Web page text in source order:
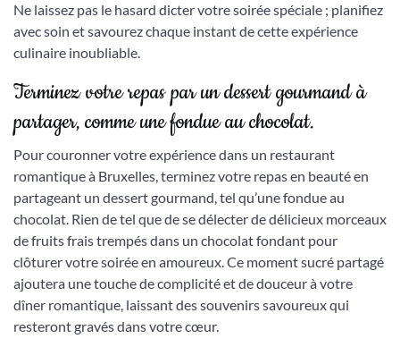
Ne laissez pas le hasard dicter votre soirée spéciale ; planifiez
avec soin et savourez chaque instant de cette expérience
culinaire inoubliable.
Terminez votre repas par un dessert gourmand à
partager, comme une fondue au chocolat.
Pour couronner votre expérience dans un restaurant
romantique à Bruxelles, terminez votre repas en beauté en
partageant un dessert gourmand, tel qu’une fondue au
chocolat. Rien de tel que de se délecter de délicieux morceaux
de fruits frais trempés dans un chocolat fondant pour
clôturer votre soirée en amoureux. Ce moment sucré partagé
ajoutera une touche de complicité et de douceur à votre
dîner romantique, laissant des souvenirs savoureux qui
resteront gravés dans votre cœur.